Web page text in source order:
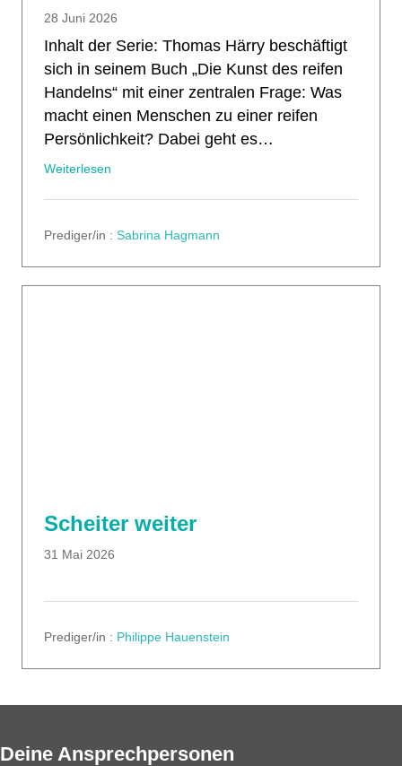
28 Juni 2026
Inhalt der Serie: Thomas Härry beschäftigt
sich in seinem Buch „Die Kunst des reifen
Handelns“ mit einer zentralen Frage: Was
macht einen Menschen zu einer reifen
Persönlichkeit? Dabei geht es…
Weiterlesen
Prediger/in : Sabrina Hagmann
Scheiter weiter
31 Mai 2026
Prediger/in : Philippe Hauenstein
Deine Ansprechpersonen